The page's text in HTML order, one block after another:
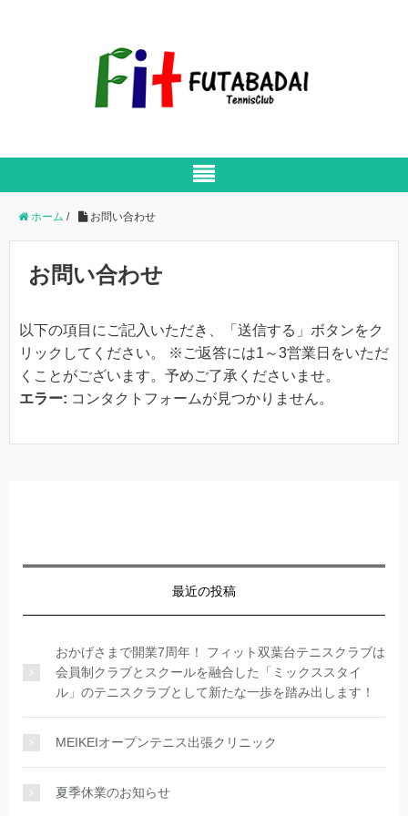
ホーム / お問い合わせ
お問い合わせ
以下の項目にご記入いただき、「送信する」ボタンをク
リックしてください。 ※ご返答には1～3営業日をいただ
くことがございます。予めご了承くださいませ。
エラー: コンタクトフォームが見つかりません。
最近の投稿
おかげさまで開業7周年！ フィット双葉台テニスクラブは
会員制クラブとスクールを融合した「ミックススタイ
ル」のテニスクラブとして新たな一歩を踏み出します！
MEIKEIオープンテニス出張クリニック
夏季休業のお知らせ